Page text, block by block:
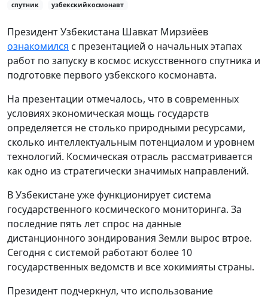
спутник
узбекскийкосмонавт
Президент Узбекистана Шавкат Мирзиёев
ознакомился с презентацией о начальных этапах
работ по запуску в космос искусственного спутника и
подготовке первого узбекского космонавта.
На презентации отмечалось, что в современных
условиях экономическая мощь государств
определяется не столько природными ресурсами,
сколько интеллектуальным потенциалом и уровнем
технологий. Космическая отрасль рассматривается
как одно из стратегически значимых направлений.
В Узбекистане уже функционирует система
государственного космического мониторинга. За
последние пять лет спрос на данные
дистанционного зондирования Земли вырос втрое.
Сегодня с системой работают более 10
государственных ведомств и все хокимияты страны.
Президент подчеркнул, что использование